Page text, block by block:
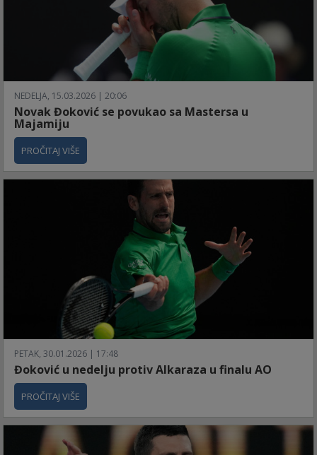
NEDELJA, 15.03.2026 | 20:06
Novak Đoković se povukao sa Mastersa u
Majamiju
PROČITAJ VIŠE
PETAK, 30.01.2026 | 17:48
Đoković u nedelju protiv Alkaraza u finalu AO
PROČITAJ VIŠE